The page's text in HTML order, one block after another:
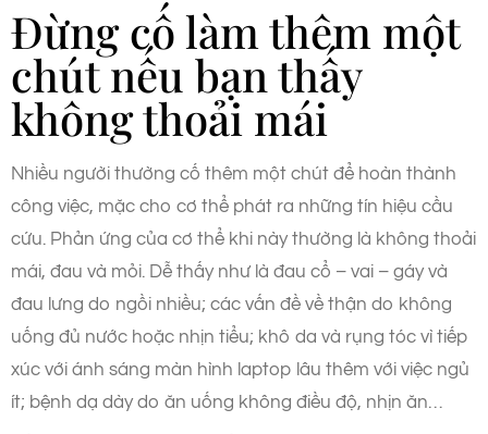
Đừng cố làm thêm một
chút nếu bạn thấy
không thoải mái
Nhiều người thường cố thêm một chút để hoàn thành
công việc, mặc cho cơ thể phát ra những tín hiệu cầu
cứu. Phản ứng của cơ thể khi này thường là không thoải
mái, đau và mỏi. Dễ thấy như là đau cổ – vai – gáy và
đau lưng do ngồi nhiều; các vấn đề về thận do không
uống đủ nước hoặc nhịn tiểu; khô da và rụng tóc vì tiếp
xúc với ánh sáng màn hình laptop lâu thêm với việc ngủ
ít; bệnh dạ dày do ăn uống không điều độ, nhịn ăn…